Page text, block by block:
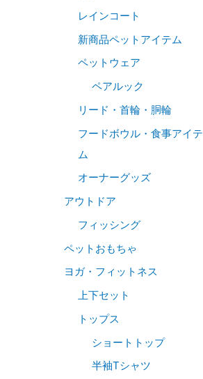
レインコート
新商品ペットアイテム
ペットウェア
ペアルック
リード・首輪・胴輪
フードボウル・食事アイテ
ム
オーナーグッズ
アウトドア
フィッシング
ペットおもちゃ
ヨガ・フィットネス
上下セット
トップス
ショートトップ
半袖Tシャツ